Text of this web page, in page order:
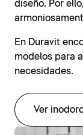
diseño. Por
En Duravit
modelos para
necesidades.
Ver